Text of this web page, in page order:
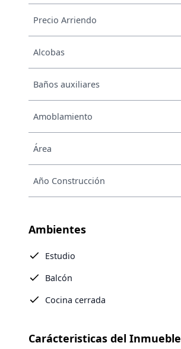
Precio Arriendo
Alcobas
Baños auxiliares
Amoblamiento
Área
Año Construcción
Ambientes
Estudio
Balcón
Cocina cerrada
Carácteristicas del Inmueble